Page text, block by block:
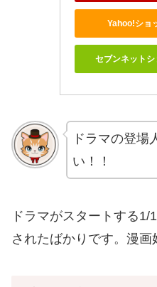
Yahoo!ショ
セブンネット
ドラマの登場
い！！
ドラマがスタートする
されたばかりです。漫画